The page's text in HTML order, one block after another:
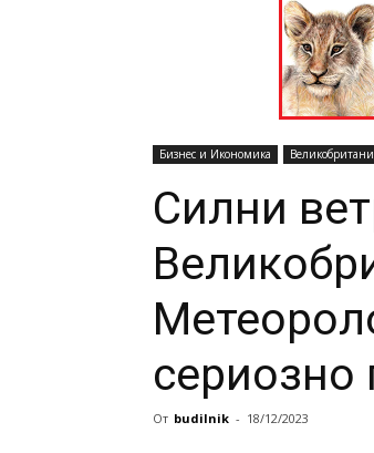
Бизнес и Икономика
Силни
От budilnik - 18/12/2023